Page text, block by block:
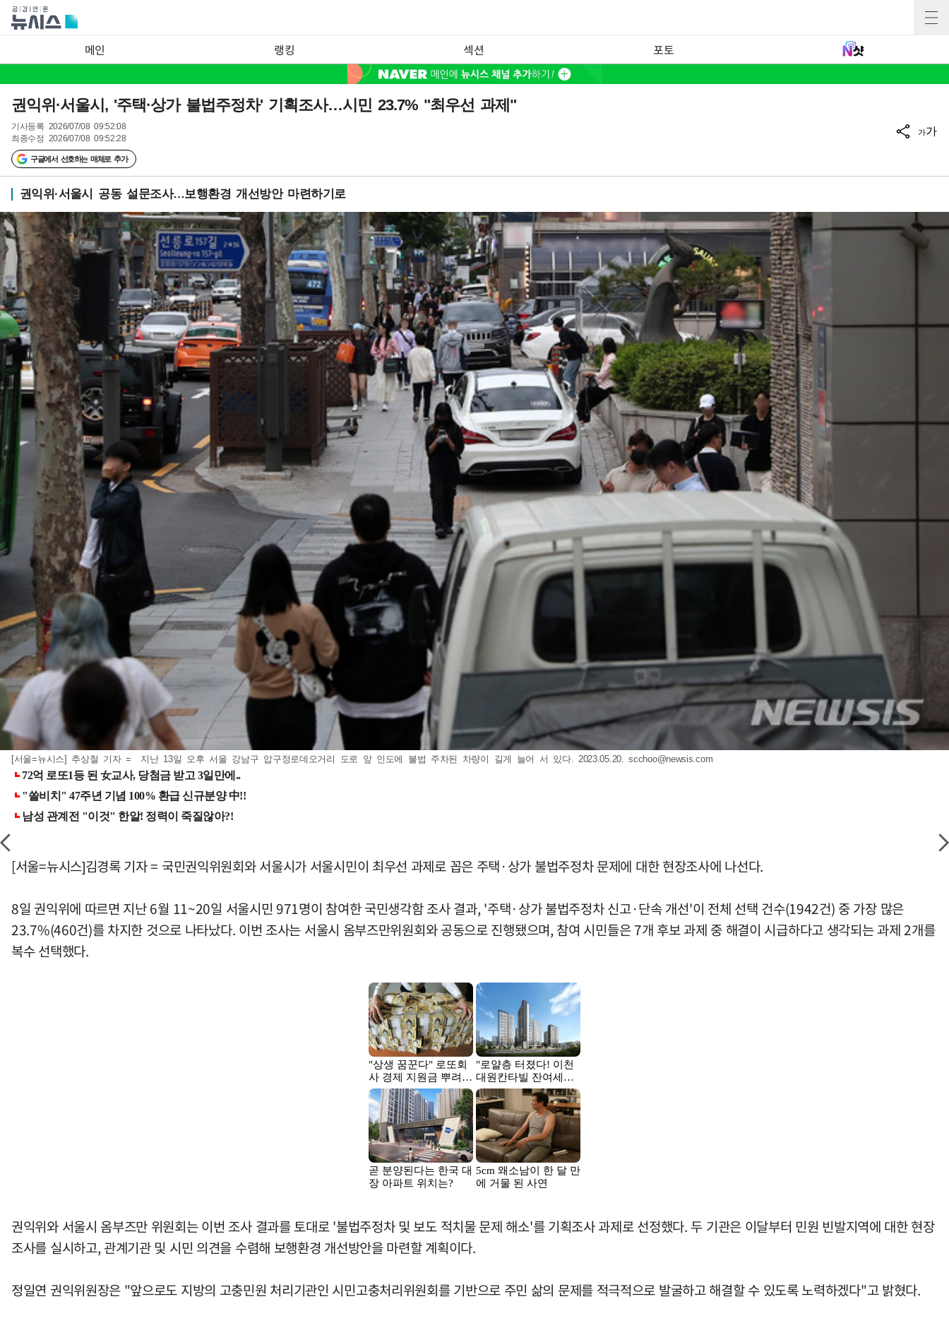
메인 랭킹 섹션 포토
권익위·서울시, '주택·상가 불법주정차' 기획조사…시민 23.7% "최우선 과제"
기사등록 2026/07/08 09:52:08
최종수정 2026/07/08 09:52:28
구글에서 선호하는 매체로 추가
가가
권익위·서울시 공동 설문조사…보행환경 개선방안 마련하기로
[서울=뉴시스] 추상철 기자 = 지난 13일 오후 서울 강남구 압구정로데오거리 도로 앞 인도에 불법 주차된 차량이 길게 늘어 서 있다. 2023.05.20.scchoo@newsis.com
[서울=뉴시스]김경록 기자 = 국민권익위원회와 서울시가 서울시민이 최우선 과제로 꼽은 주택·상가 불법주정차 문제에 대한 현장조사에 나선다.
8일 권익위에 따르면 지난 6월 11~20일 서울시민 971명이 참여한 국민생각함 조사 결과, '주택·상가 불법주정차 신고·단속 개선'이 전체 선택 건수(1942건) 중 가장 많은
23.7%(460건)를 차지한 것으로 나타났다. 이번 조사는 서울시 옴부즈만위원회와 공동으로 진행됐으며, 참여 시민들은 7개 후보 과제 중 해결이 시급하다고 생각되는 과제 2개를
복수 선택했다.
권익위와 서울시 옴부즈만 위원회는 이번 조사 결과를 토대로 '불법주정차 및 보도 적치물 문제 해소'를 기획조사 과제로 선정했다. 두 기관은 이달부터 민원 빈발지역에 대한 현장
조사를 실시하고, 관계기관 및 시민 의견을 수렴해 보행환경 개선방안을 마련할 계획이다.
정일연 권익위원장은 "앞으로도 지방의 고충민원 처리기관인 시민고충처리위원회를 기반으로 주민 삶의 문제를 적극적으로 발굴하고 해결할 수 있도록 노력하겠다"고 밝혔다.